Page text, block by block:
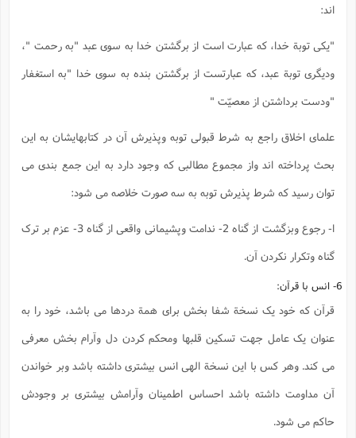
اند:
"یکی توبة خدا، که عبارت است از برگشتن خدا به سوی عبد "به رحمت "،
ودیگری توبة عبد، که عبارتست از برگشتن بنده به سوی خدا "به استغفار
"ودست برداشتن از معصیّت "
علمای اخلاق راجع به شرط قبولی توبه وپذیرش آن در کتابهایشان به این
بحث پرداخته اند واز مجموع مطالبی که وجود دارد به این جمع بندی می
توان رسید که شرط پذیرش توبه به سه صورت خلاصه می شود:
ا- رجوع وبزگشت از گناه 2- ندامت وپشیمانی واقعی از گناه 3- عزم بر ترک
گناه وتکرار نکردن آن.
6- انس با قرآن:
قرآن که خود یک نسخة شفا بخش برای همة دردها می باشد، خود را به
عنوان یک عامل جهت تسکین قلبها ومحکم کردن دل وآرام بخش معرفی
می کند. وهر کس با این نسخة الهی انس بیشتری داشته باشد وبر خواندن
آن مداومت داشته باشد احساس اطمینان وآرامش بیشتری بر وجودش
حاکم می شود.